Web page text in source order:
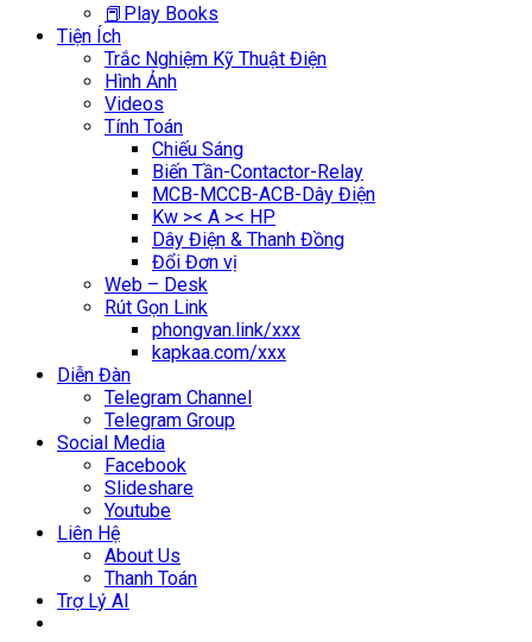
📕Play Books
Tiện Ích
Trắc Nghiệm Kỹ Thuật Điện
Hình Ảnh
Videos
Tính Toán
Chiếu Sáng
Biến Tần-Contactor-Relay
MCB-MCCB-ACB-Dây Điện
Kw >< A >< HP
Dây Điện & Thanh Đồng
Đổi Đơn vị
Web – Desk
Rút Gọn Link
phongvan.link/xxx
kapkaa.com/xxx
Diễn Đàn
Telegram Channel
Telegram Group
Social Media
Facebook
Slideshare
Youtube
Liên Hệ
About Us
Thanh Toán
Trợ Lý AI